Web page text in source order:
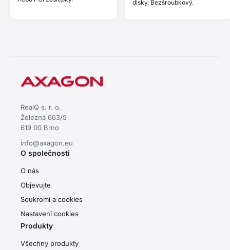
disky. Bezšroubkový.
RealQ s. r. o.
Železná 663/5
619 00 Brno
info@axagon.eu
O společnosti
O nás
Objevujte
Soukromí a cookies
Nastavení cookies
Produkty
Všechny produkty